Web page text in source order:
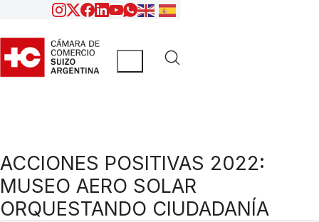
ACCIONES POSITIVAS 2022:
MUSEO AERO SOLAR
ORQUESTANDO CIUDADANÍA